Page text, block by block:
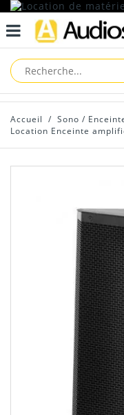
Accueil / Sono /
Location Enceinte